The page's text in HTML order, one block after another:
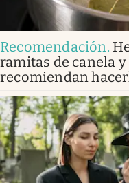
Recomendación.
ramitas de canela
recomiendan